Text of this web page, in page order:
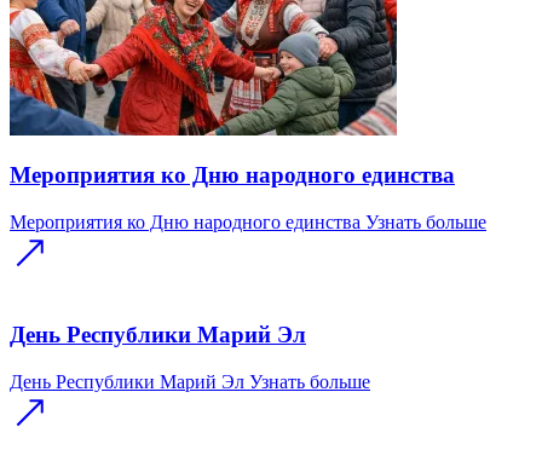
Мероприятия ко Дню народного единства
Мероприятия ко Дню народного единства Узнать больше
День Республики Марий Эл
День Республики Марий Эл Узнать больше